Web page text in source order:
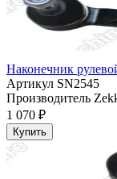
Наконечник
Артикул SN2545
Производитель
1 070 ₽
Купить